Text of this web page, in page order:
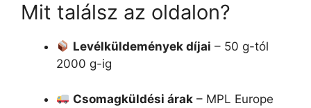
Mit találsz az oldalon?
Levélküldemények díjai – 50 g-tól
2000 g-ig
Csomagküldési árak – MPL Europe